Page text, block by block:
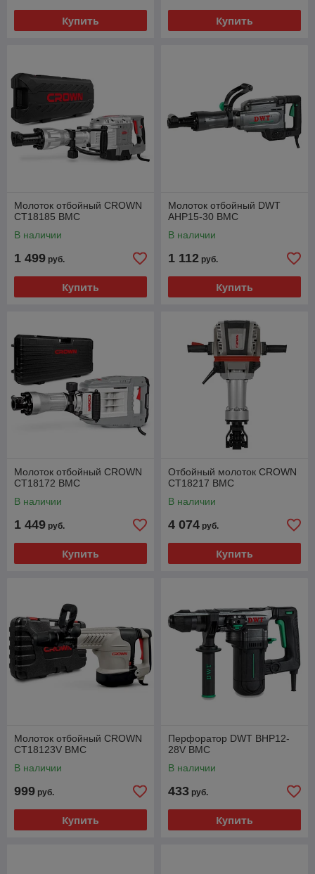
Купить Купить
Молоток отбойный CROWN
CT18185 BMC
В наличии
1 499 руб.
Купить
Молоток отбойный DWT
AHP15-30 BMC
В наличии
1 112 руб.
Купить
Молоток отбойный CROWN
CT18172 BMC
В наличии
1 449 руб.
Купить
Отбойный молоток CROWN
CT18217 BMC
В наличии
4 074 руб.
Купить
Молоток отбойный CROWN
CT18123V BMC
В наличии
999 руб.
Купить
Перфоратор DWT BHP12-
28V BMC
В наличии
433 руб.
Купить